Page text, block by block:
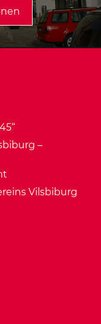
–
Vilsbiburg